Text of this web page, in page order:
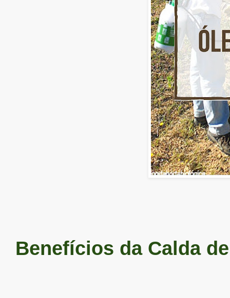
Benefícios da Calda